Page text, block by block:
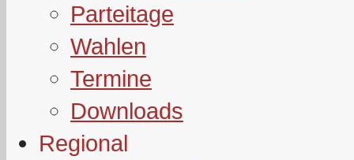
Parteitage
Wahlen
Termine
Downloads
Regional